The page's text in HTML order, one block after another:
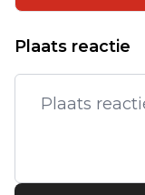
Plaats reactie